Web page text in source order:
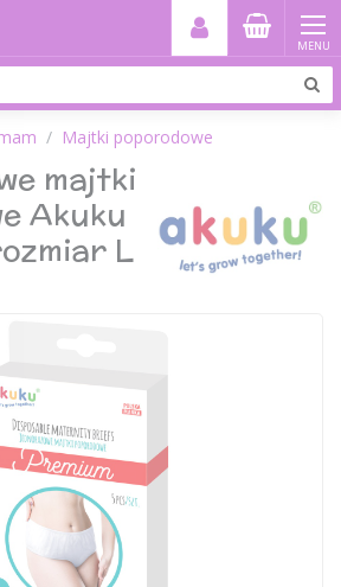
MENU
Majtki poporodowe
majtki
Akuku
L